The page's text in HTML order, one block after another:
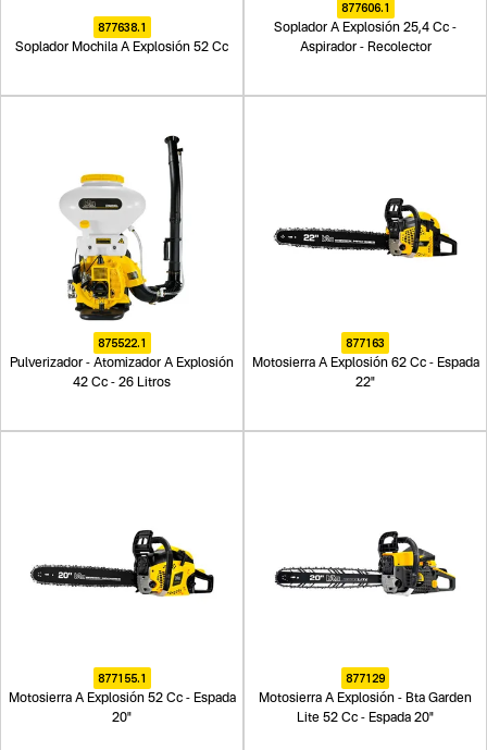
877638.1
Soplador Mochila A Explosión 52 Cc
877606.1
Soplador A Explosión 25,4 Cc -
Aspirador - Recolector
875522.1
Pulverizador - Atomizador A Explosión
42 Cc - 26 Litros
877163
Motosierra A Explosión 62 Cc - Espada
22"
877155.1
Motosierra A Explosión 52 Cc - Espada
20"
877129
Motosierra A Explosión - Bta Garden
Lite 52 Cc - Espada 20"